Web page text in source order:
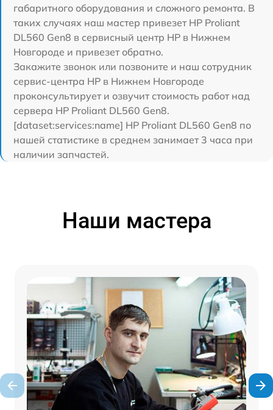
габаритного оборудования и сложного ремонта. В
таких случаях наш мастер привезет HP Proliant
DL560 Gen8 в сервисный центр HP в Нижнем
Новгороде и привезет обратно.
Закажите звонок или позвоните и наш сотрудник
сервис-центра HP в Нижнем Новгороде
проконсультирует и озвучит стоимость работ над
сервера HP Proliant DL560 Gen8.
[dataset:services:name] HP Proliant DL560 Gen8 по
нашей статистике в среднем занимает 3 часа при
наличии запчастей.
Наши мастера